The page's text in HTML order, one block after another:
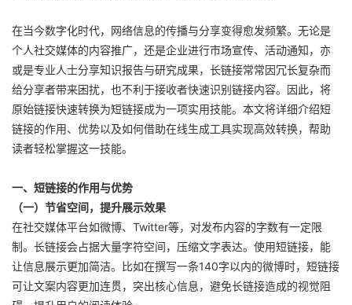
在当今数字化时代，网络信息的传播与分享变得愈发频繁。无论是
个人社交媒体的内容推广，还是企业进行市场宣传、活动通知，亦
或是专业人士分享知识报告与研究成果，长链接常常因冗长复杂而
给分享者带来困扰，也不利于接收者快速识别链接内容。因此，将
原始链接快速转换为短链接成为一项实用技能。本文将详细介绍短
链接的作用、优势以及如何借助在线生成工具实现高效转换，帮助
读者轻松掌握这一技能。
一、短链接的作用与优势
（一）节省空间，提升展示效果
在社交媒体平台如微博、Twitter等，对发布内容的字数有一定限
制。长链接会占据大量字符空间，压缩文字表达。使用短链接，能
让信息展示更加简洁。比如在撰写一条140字以内的微博时，短链接
可让文案内容更加连贯，突出核心信息，避免长链接造成的视觉阻